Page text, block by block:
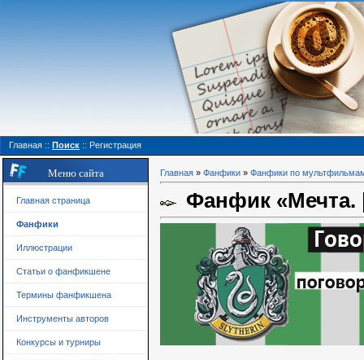
Главная :: Поиск :: Регистрация
Меню сайта
Главная страница
Фанфики
Иллюстрации
Статьи о фанфикшене
Термины фанфикшена
Инструменты авторов
Конкурсы и турниры
Главная » Фанфики » Фанфики по
Фанфик «Мечта.